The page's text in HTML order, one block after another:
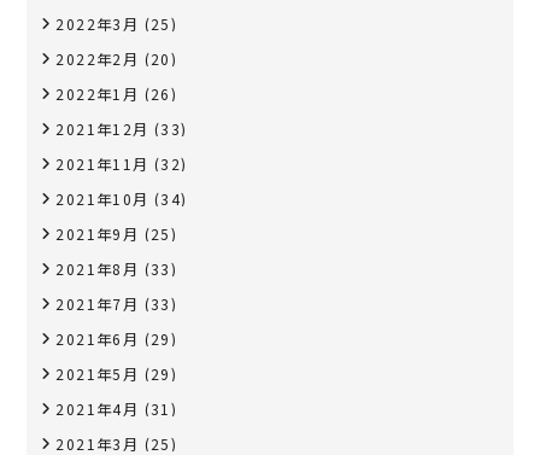
2022年3月 (25)
2022年2月 (20)
2022年1月 (26)
2021年12月 (33)
2021年11月 (32)
2021年10月 (34)
2021年9月 (25)
2021年8月 (33)
2021年7月 (33)
2021年6月 (29)
2021年5月 (29)
2021年4月 (31)
2021年3月 (25)